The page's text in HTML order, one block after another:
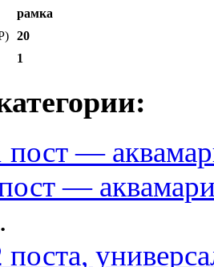
рамка
20
1
—